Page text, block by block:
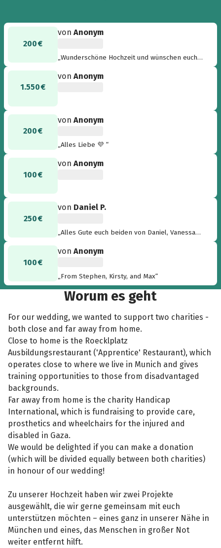
200 €
vonAnonym
„Wunderschöne Hochzeit und wünschen euch
1.550 €
vonAnonym
200 €
vonAnonym
„Alles Liebe 💜 “
100 €
vonAnonym
250 €
von Daniel P.
„Alles Gute euch beiden von Daniel, Vanessa
100 €
vonAnonym
„From Stephen, Kirsty, and Max“
Worum es geht
For our wedding, we wanted to support two charities -
both close and far away from home.
Close to home is the Roecklplatz
Ausbildungsrestaurant ('Apprentice' Restaurant), which
operates close to where we live in Munich and gives
training opportunities to those from disadvantaged
backgrounds.
Far away from home is the charity Handicap
International, which is fundraising to provide care,
prosthetics and wheelchairs for the injured and
disabled in Gaza.
We would be delighted if you can make a donation
(which will be divided equally between both charities)
in honour of our wedding!
Zu unserer Hochzeit haben wir zwei Projekte
ausgewählt, die wir gerne gemeinsam mit euch
unterstützen möchten – eines ganz in unserer Nähe in
München und eines, das Menschen in großer Not
weiter entfernt hilft.